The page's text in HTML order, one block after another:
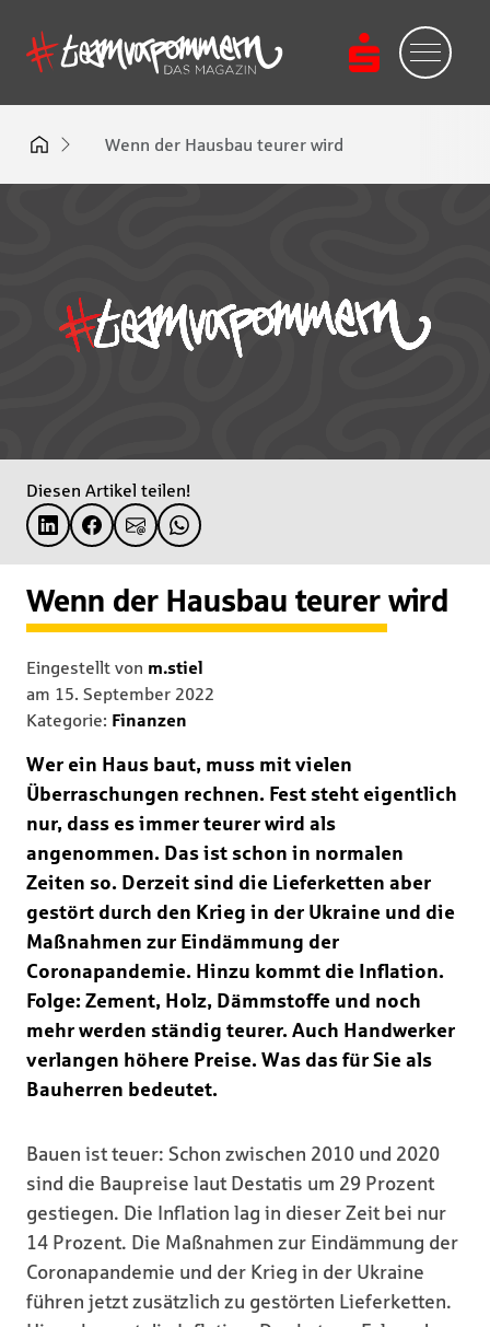
Wenn der Hausbau teurer wird
Diesen Artikel teilen!
Wenn der Hausbau teurer wird
Eingestellt von m.stiel
am 15. September 2022
Kategorie: Finanzen
Wer ein Haus baut, muss mit vielen
Überraschungen rechnen. Fest steht eigentlich
nur, dass es immer teurer wird als
angenommen. Das ist schon in normalen
Zeiten so. Derzeit sind die Lieferketten aber
gestört durch den Krieg in der Ukraine und die
Maßnahmen zur Eindämmung der
Coronapandemie. Hinzu kommt die Inflation.
Folge: Zement, Holz, Dämmstoffe und noch
mehr werden ständig teurer. Auch Handwerker
verlangen höhere Preise. Was das für Sie als
Bauherren bedeutet.
Bauen ist teuer: Schon zwischen 2010 und 2020
sind die Baupreise laut Destatis um 29 Prozent
gestiegen. Die Inflation lag in dieser Zeit bei nur
14 Prozent. Die Maßnahmen zur Eindämmung der
Coronapandemie und der Krieg in der Ukraine
führen jetzt zusätzlich zu gestörten Lieferketten.